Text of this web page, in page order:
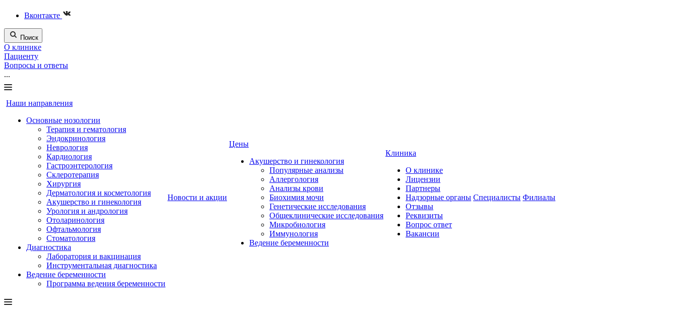
Вконтакте
Поиск
О клинике
Пациенту
Вопросы и ответы
...
Наши направления
Основные нозологии
Терапия и гематология
Эндокринология
Неврология
Кардиология
Гастроэнтерология
Склеротерапия
Хирургия
Дерматология и косметология
Акушерство и гинекология
Урология и андрология
Отоларинология
Офтальмология
Стоматология
Диагностика
Лаборатория и вакцинация
Инструментальная диагностика
Ведение беременности
Программа ведения беременности
Новости и акции
Цены
Акушерство и гинекология
Популярные анализы
Аллергология
Анализы крови
Биохимия мочи
Генетические исследования
Общеклинические исследования
Микробиология
Иммунология
Ведение беременности
Клиника
О клинике
Лицензии
Партнеры
Надзорные органы
Отзывы
Реквизиты
Вопрос ответ
Вакансии
Специалисты Филиалы